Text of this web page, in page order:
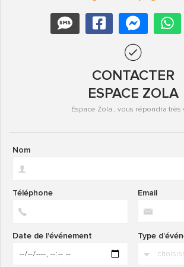
CONTACTER
ESPACE ZOLA
Espace Zola , vous répondra très
Nom
Email
Téléphone
Type
Date de l'événement